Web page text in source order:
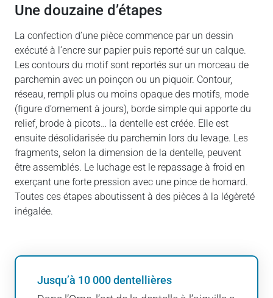
Une douzaine d’étapes
La confection d’une pièce commence par un dessin
exécuté à l’encre sur papier puis reporté sur un calque.
Les contours du motif sont reportés sur un morceau de
parchemin avec un poinçon ou un piquoir. Contour,
réseau, rempli plus ou moins opaque des motifs, mode
(figure d’ornement à jours), borde simple qui apporte du
relief, brode à picots… la dentelle est créée. Elle est
ensuite désolidarisée du parchemin lors du levage. Les
fragments, selon la dimension de la dentelle, peuvent
être assemblés. Le luchage est le repassage à froid en
exerçant une forte pression avec une pince de homard.
Toutes ces étapes aboutissent à des pièces à la légèreté
inégalée.
Jusqu’à 10 000 dentellières